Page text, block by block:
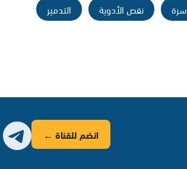
نقص الأدوية
التدمير
انضم للقناة ←